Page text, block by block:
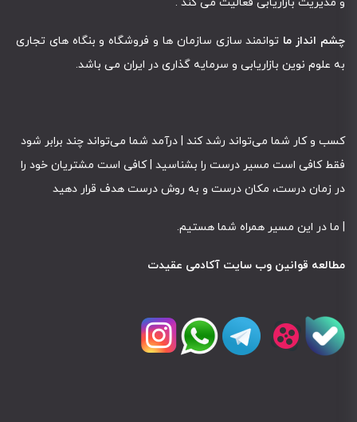
چشم انداز ما توانمند سازی سازمان ها و فروشگاه و بنگاه های تجاری
به علوم نوین بازاریابی و سرمایه گذاری در ایران می باشد.
کسب و کار شما می‌تواند رشد کند | درآمد شما می‌تواند چند برابر شود
فقط کافی است مسیر درست را بشناسید | کافی است مشتریان خود را
در زمان درست، مکان درست و به روش درست هدف قرار دهید
ما در این مسیر همراه شما هستیم.
مطالعه قوانین وب سایت آکادمی عقیدت